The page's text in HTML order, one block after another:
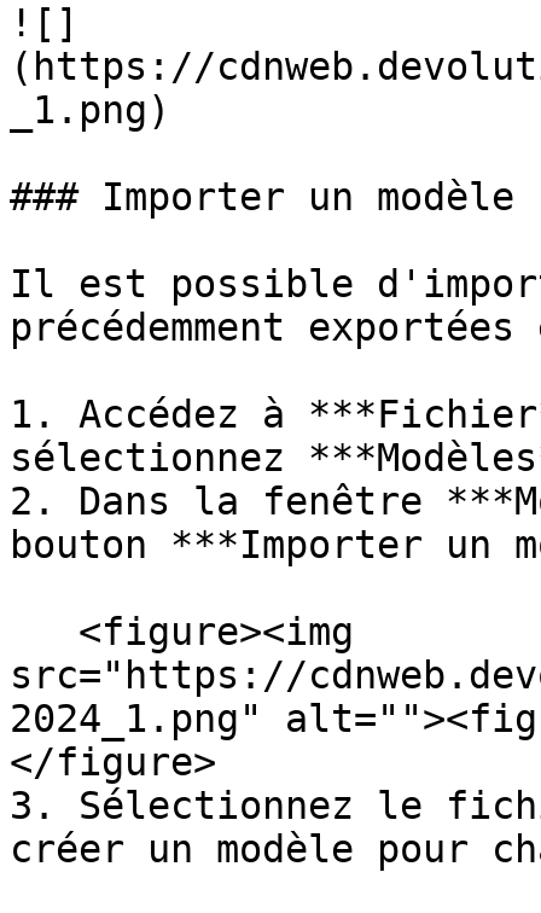
![]
(https://
_1.png)
### Importer un modèle
Il est possible
précédemment
1. Accédez à
sélectionnez
2. Dans la fenêtre
bouton ***Importer un
src="https://
2024_1.png"
</figure>
3. Sélectionnez le
créer un modèle pour